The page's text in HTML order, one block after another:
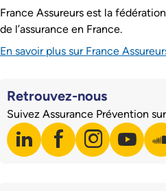
France Assureurs est la
de l’assurance en France.
En savoir plus sur France
Retrouvez-nous
Suivez Assurance Prévention
linkedin
Visiter notre page LinkedIn
facebook
Visiter notre page
Visiter notre
Visiter